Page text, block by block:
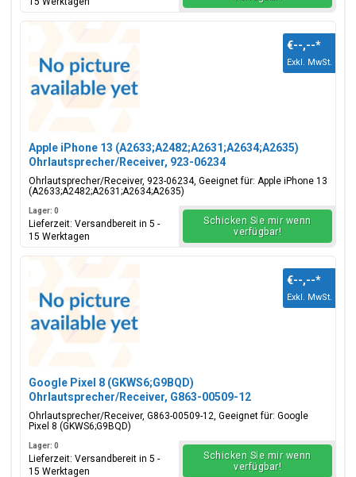
Apple iPhone 13 (A2633;A2482;A2631;A2634;A2635)
Ohrlautsprecher/Receiver, 923-06234
Ohrlautsprecher/Receiver, 923-06234, Geeignet für: Apple iPhone 13
(A2633;A2482;A2631;A2634;A2635)
€--,--*
Exkl. MwSt.
Lager: 0
Lieferzeit: Versandbereit in 5 -
15 Werktagen
Schicken Sie mir wenn
verfügbar!
Google Pixel 8 (GKWS6;G9BQD)
Ohrlautsprecher/Receiver, G863-00509-12
Ohrlautsprecher/Receiver, G863-00509-12, Geeignet für: Google
Pixel 8 (GKWS6;G9BQD)
€--,--*
Exkl. MwSt.
Lager: 0
Lieferzeit: Versandbereit in 5 -
15 Werktagen
Schicken Sie mir wenn
verfügbar!